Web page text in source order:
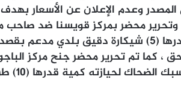
وعدم الإعلان عن الأسعار بهدف
وتحرير محضر بمركز قويسنا ضد صاحب
بناحية الرمالي لقيامه بتجميع كمية قدرها (5) شيكارة دقيق
، كما تم تحرير محضر جنح مركز
محل لتجارة الأعلاف